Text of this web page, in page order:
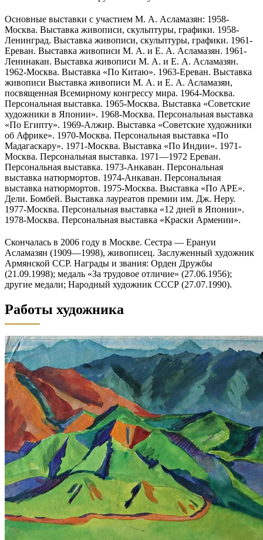
Основные выставки с участием М. А. Асламазян: 1958-
Москва. Выставка живописи, скульптуры, графики. 1958-
Ленинград. Выставка живописи, скульптуры, графики. 1961-
Ереван. Выставка живописи М. А. и Е. А. Асламазян. 1961-
Ленинакан. Выставка живописи М. А. и Е. А. Асламазян.
1962-Москва. Выставка «По Китаю». 1963-Ереван. Выставка
живописи Выставка живописи М. А. и Е. А. Асламазян,
посвященная Всемирному конгрессу мира. 1964-Москва.
Персональная выставка. 1965-Москва. Выставка «Советские
художники в Японии». 1968-Москва. Персональная выставка
«По Египту». 1969-Алжир. Выставка «Советские художники
об Африке». 1970-Москва. Персональная выставка «По
Мадагаскару». 1971-Москва. Выставка «По Индии». 1971-
Москва. Персональная выставка. 1971—1972 Ереван.
Персональная выставка. 1973-Анкаван. Персональная
выставка натюрмортов. 1974-Анкаван. Персональная
выставка натюрмортов. 1975-Москва. Выставка «По АРЕ».
Дели. Бомбей. Выставка лауреатов премии им. Дж. Неру.
1977-Москва. Персональная выставка «12 дней в Японии».
1978-Москва. Персональная выставка «Краски Армении».
Скончалась в 2006 году в Москве. Сестра — Ерануи
Асламазян (1909—1998), живописец. Заслуженный художник
Армянской ССР. Награды и звания: Орден Дружбы
(21.09.1998); медаль «За трудовое отличие» (27.06.1956);
другие медали; Народный художник СССР (27.07.1990).
Работы художника